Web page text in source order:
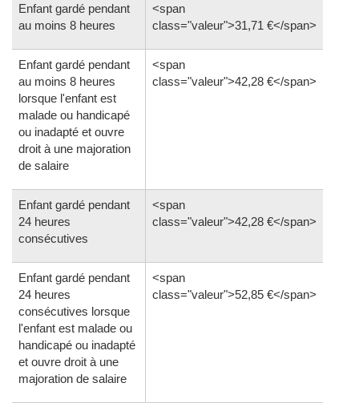
Enfant gardé pendant
au moins 8 heures
<span
class="valeur">31,71 €</span>
Enfant gardé pendant
au moins 8 heures
lorsque l'enfant est
malade ou handicapé
ou inadapté et ouvre
droit à une majoration
de salaire
<span
class="valeur">42,28 €</span>
Enfant gardé pendant
24 heures
consécutives
<span
class="valeur">42,28 €</span>
Enfant gardé pendant
24 heures
consécutives lorsque
l'enfant est malade ou
handicapé ou inadapté
et ouvre droit à une
majoration de salaire
<span
class="valeur">52,85 €</span>